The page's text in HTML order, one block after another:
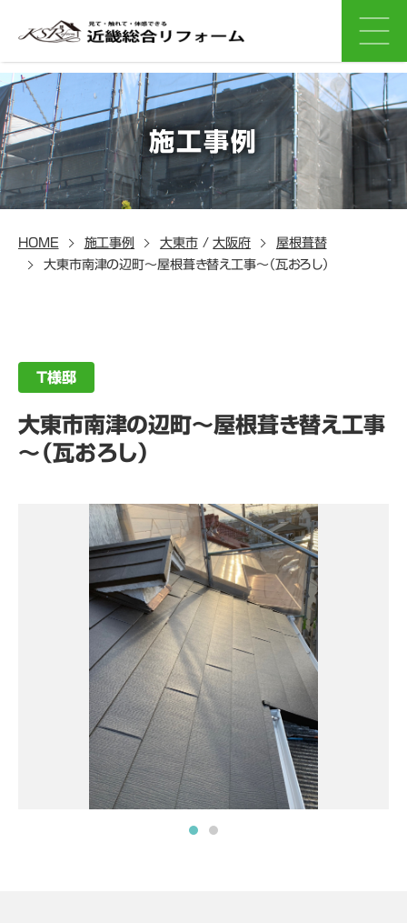
施工事例
HOME 施工事例 大東市/大阪府
屋根葺替
大東市南津の辺町～屋根葺き替え工事～（瓦おろし）
T様邸
大東市南津の辺町～屋根葺き替え工事
～（瓦おろし）